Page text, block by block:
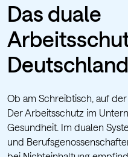
Das duale
Deutschland
Ob am Schreibtisch, auf
Der Arbeitsschutz im
Gesundheit. Im dualen
und